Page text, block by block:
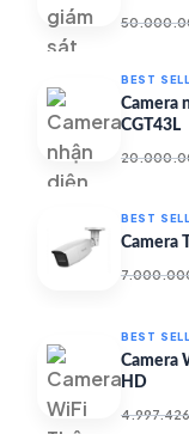
BEST
Camera
CGT43L
BEST
Camera
BEST
Camera
HD